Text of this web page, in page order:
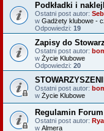
Podkładki i
Ostatni post autor:
w Gadżety klubowe -
Odpowiedzi: 19
Zapisy do
Ostatni post autor:
w Życie Klubowe
Odpowiedzi: 20
Ostatni post autor:
w Życie Klubowe
Regulamin
Ostatni post autor:
w Almera